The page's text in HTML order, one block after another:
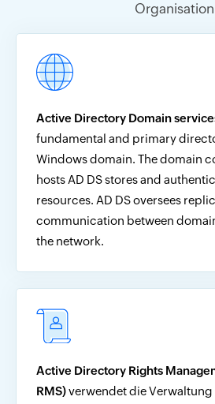
Active Directory Domain
fundamental and primary
Windows domain. The domain
hosts AD DS stores and
resources. AD DS oversees
communication between
the network.
Active Directory Rights
RMS)verwendet die Verwaltung